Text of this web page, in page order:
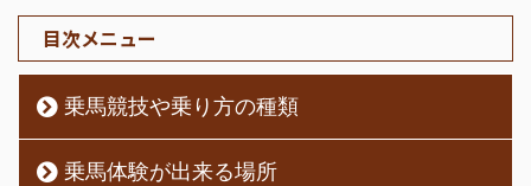
目次メニュー
乗馬競技や乗り方の種類
乗馬体験が出来る場所